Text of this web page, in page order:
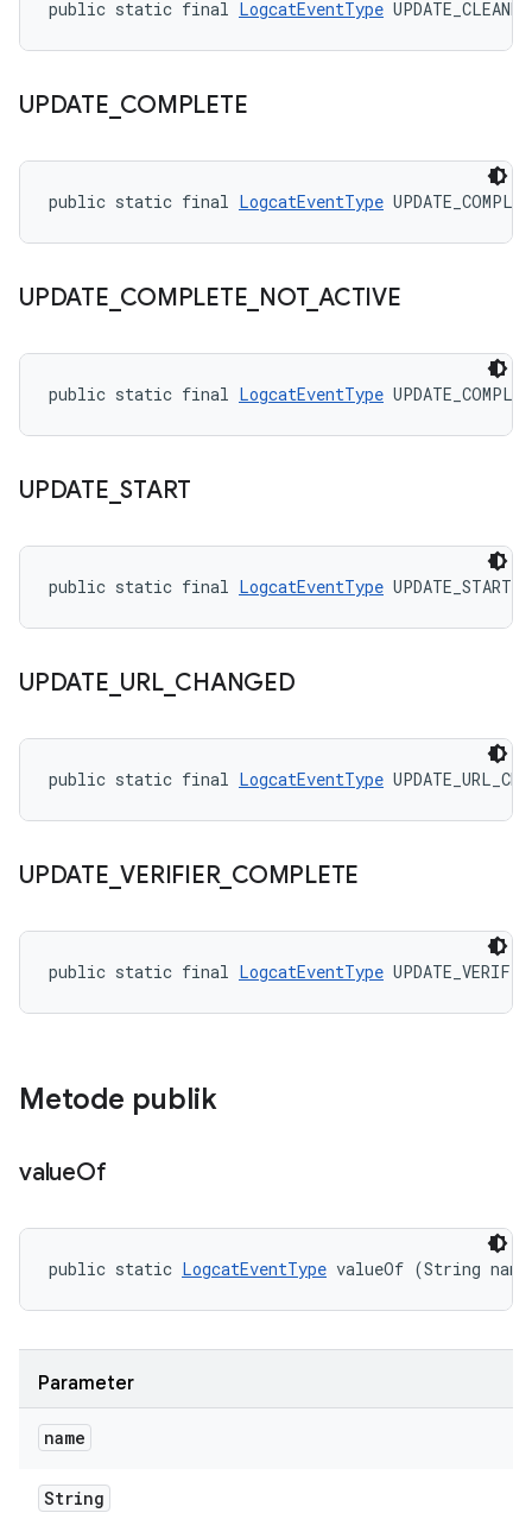
public static final LogcatEventType
UPDATE COMPLETE
public static final LogcatEventType
UPDATE COMPLETE NOT_ ACTIVE
public static final LogcatEventType
UPDATE _START
public static final LogcatEventType UPDATE_START
UPDATE URL_ CHANGED
public static final LogcatEventType
UPDATE _VERIFIER_ COMPLETE
public static final LogcatEventType
Metode publik
valueOf
public static LogcatEventType valueOf (String
Parameter
name
String